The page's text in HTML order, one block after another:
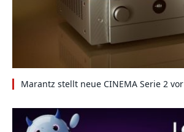
Marantz stellt neue CINEMA Serie 2 vor